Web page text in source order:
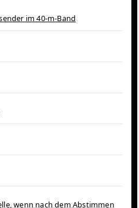
im 40‑m‑Band
wenn nach dem Abstimmen